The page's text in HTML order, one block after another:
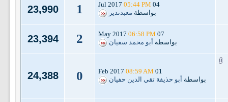
04 Jul 2017
05:44 PM
بواسطة معبدندير 1
23,990
07 May 2017
06:58 PM
بواسطة أبو محمد سفيان 2
23,394
01 Feb 2017
08:59 AM
بواسطة أبو حذيفة تقي الدين حفيان 0
24,388